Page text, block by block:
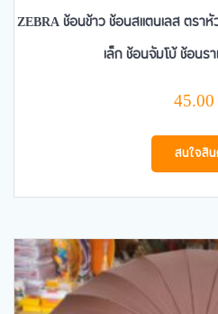
ZEBRA ช้อนข้าว ช้อนสแตนเลส ตรา
เล็ก ช้อนจัมโบ้ ช้อนร
45.00
สนใจสิ